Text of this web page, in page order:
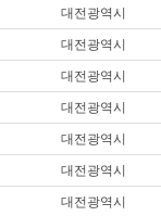
대전광역시
대전광역시
대전광역시
대전광역시
대전광역시
대전광역시
대전광역시